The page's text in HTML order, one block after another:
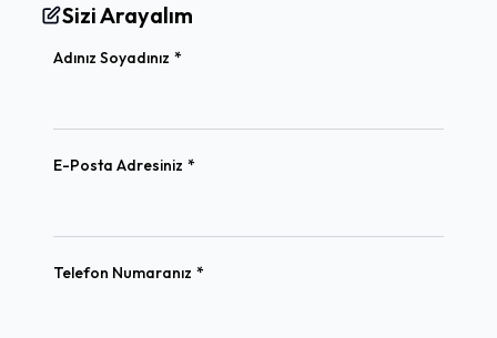
Sizi Arayalım
Adınız Soyadınız *
E-Posta Adresiniz *
Telefon Numaranız *